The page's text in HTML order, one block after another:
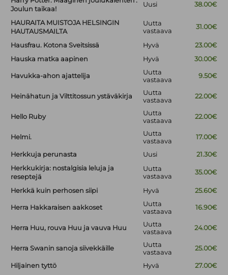
Joulun taikaa!
Uusi 38.00€
HAURAITA MUISTOJA HELSINGIN
HAUTAUSMAILTA
Uutta
vastaava
31.00€
Hausfrau. Kotona Sveitsissä Hyvä
23.00€
Hauska matka aapinen
Hyvä 30.00€
Havukka-ahon ajattelija
Uutta
vastaava
9.50€
Heinähatun ja Vilttitossun ystäväkirja
Uutta
vastaava
22.00€
Hello Ruby
Uutta
vastaava
22.00€
Helmi.
Uutta
vastaava
17.00€
Herkkuja perunasta Uusi
21.30€
Herkkukirja: nostalgisia leluja ja
reseptejä
Uutta
vastaava
35.00€
Herkkä kuin perhosen siipi Hyvä 25.60€
Herra Hakkaraisen aakkoset
Uutta
vastaava
16.90€
Herra Huu, rouva Huu ja vauva Huu
Uutta
vastaava
24.00€
Herra Swanin sanoja siivekkäille
Uutta
vastaava
25.00€
Hiljainen tyttö Hyvä
27.00€